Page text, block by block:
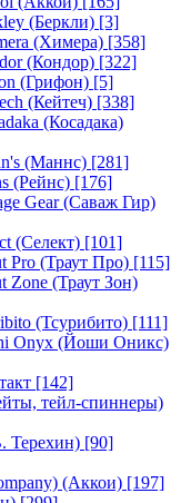
(Беркли) [3]
(Химера) [358]
(Кондор) [322]
(Грифон) [5]
(Кейтеч) [338]
(Косадака)
(Маннс) [281]
(Рейнс) [176]
Gear (Саваж Гир)
(Селект) [101]
Pro (Траут Про) [115]
Zone (Траут Зон)
(Тсурибито) [111]
Onyx (Йоши Оникс)
[142]
тейл-спиннеры)
Терехин) [90]
(Аккои) [197]